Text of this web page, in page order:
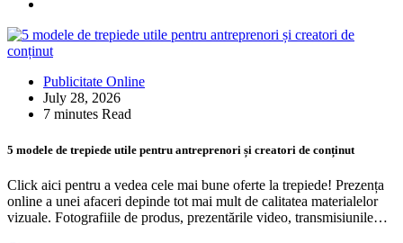
Publicitate Online
July 28, 2026
7 minutes Read
5 modele de trepiede utile pentru antreprenori și creatori de conținut
Click aici pentru a vedea cele mai bune oferte la trepiede! Prezența
online a unei afaceri depinde tot mai mult de calitatea materialelor
vizuale. Fotografiile de produs, prezentările video, transmisiunile…